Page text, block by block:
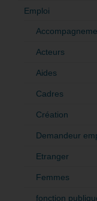
Emploi
Acteurs
Aides
Cadres
Création
Demandeur
Etranger
Femmes
fonction